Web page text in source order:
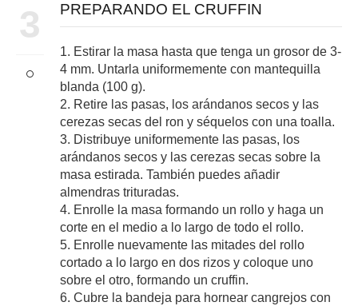
3 PREPARANDO EL CRUFFIN
1. Estirar la masa hasta que tenga un grosor de 3-
4 mm. Untarla uniformemente con mantequilla
blanda (100 g).
2. Retire las pasas, los arándanos secos y las
cerezas secas del ron y séquelos con una toalla.
3. Distribuye uniformemente las pasas, los
arándanos secos y las cerezas secas sobre la
masa estirada. También puedes añadir
almendras trituradas.
4. Enrolle la masa formando un rollo y haga un
corte en el medio a lo largo de todo el rollo.
5. Enrolle nuevamente las mitades del rollo
cortado a lo largo en dos rizos y coloque uno
sobre el otro, formando un cruffin.
6. Cubre la bandeja para hornear cangrejos con